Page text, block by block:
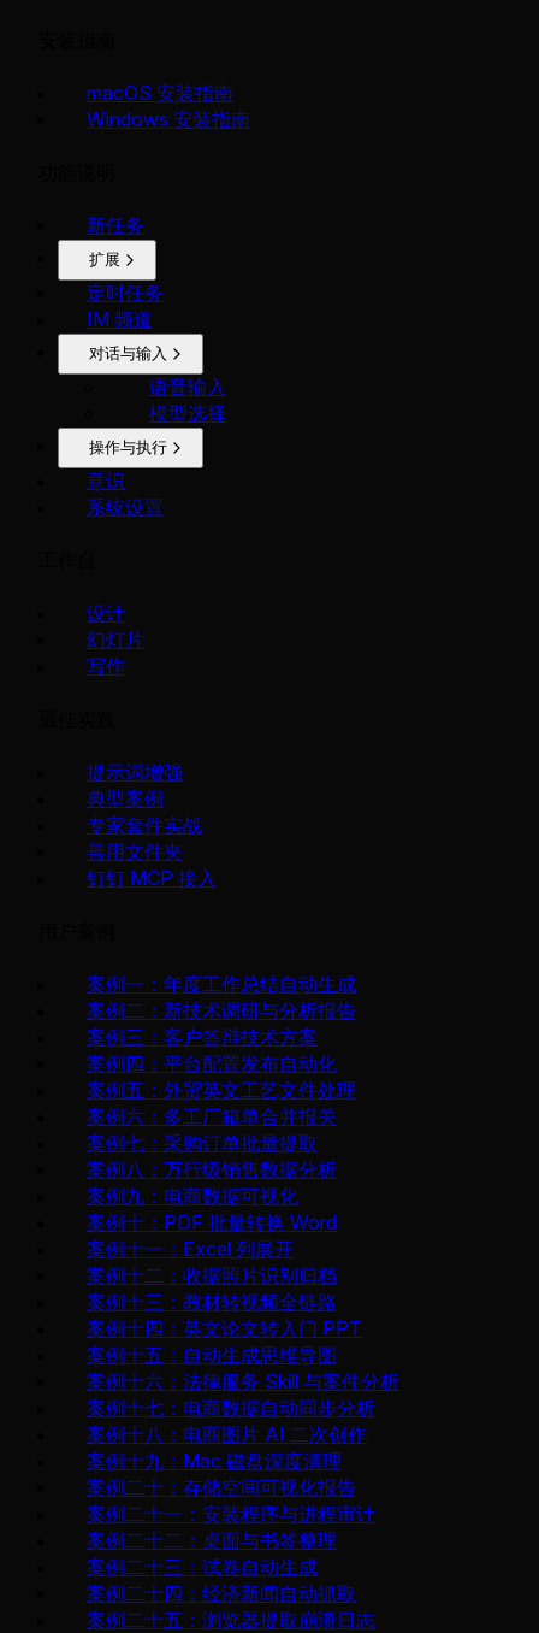
macOS 安装指南
Windows 安装指南
新任务
扩展
定时任务
IM 频道
对话与输入
语音输入
模型选择
操作与执行
意识
系统设置
设计
幻灯片
写作
提示词增强
典型案例
专家套件实战
善用文件夹
钉钉 MCP 接入
案例一：年度工作总结自动生成
案例二：新技术调研与分析报告
案例三：客户答辩技术方案
案例四：平台配置发布自动化
案例五：外贸英文工艺文件处理
案例六：多工厂箱单合并报关
案例七：采购订单批量提取
案例八：万行级销售数据分析
案例九：电商数据可视化
案例十：PDF 批量转换 Word
案例十一：Excel 列展开
案例十二：收据照片识别归档
案例十三：教材转视频全链路
案例十四：英文论文转入门 PPT
案例十五：自动生成思维导图
案例十六：法律服务 Skill 与案件分析
案例十七：电商数据自动同步分析
案例十八：电商图片 AI 二次创作
案例十九：Mac 磁盘深度清理
案例二十：存储空间可视化报告
案例二十一：安装程序与进程审计
案例二十二：桌面与书签整理
案例二十三：试卷自动生成
案例二十四：经济新闻自动抓取
案例二十五：浏览器提取崩溃日志